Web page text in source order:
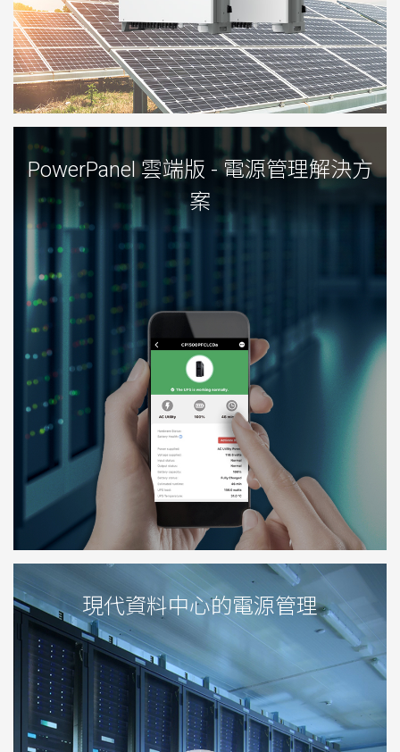
PowerPanel 雲端版 - 電源管理解決方
案
現代資料中心的電源管理